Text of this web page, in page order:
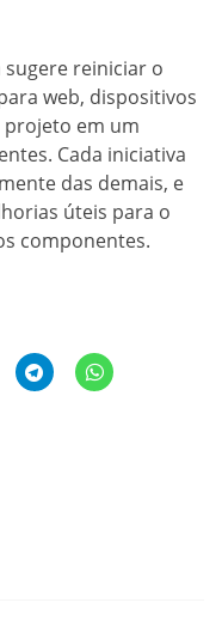
reiniciar o
web, dispositivos
em um
Cada iniciativa
das demais, e
úteis para o
componentes.